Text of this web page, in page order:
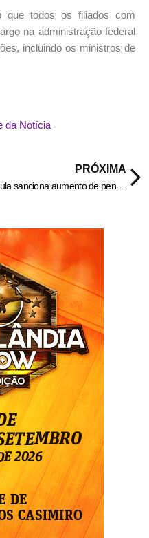
que todos os filiados com
na administração federal
incluindo os ministros de
da Notícia
PRÓXIMA
Lula sanciona aumento de pena por venda de bebida alcoólica a menores